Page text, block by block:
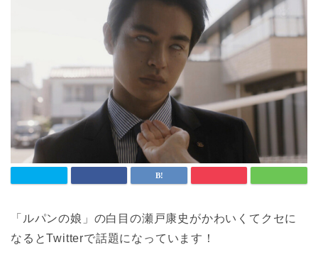
「ルパンの娘」の白目の瀬戸康史がかわいくてクセに
なるとTwitterで話題になっています！